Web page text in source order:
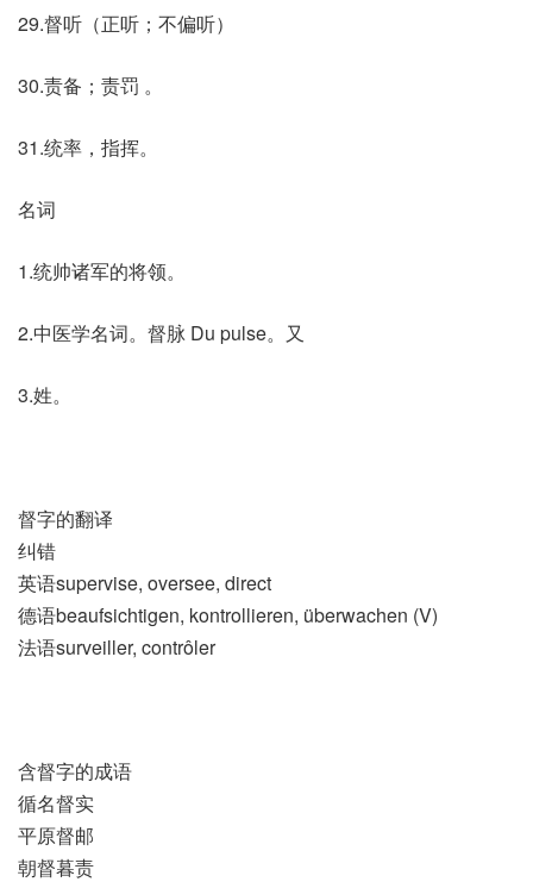
29.督听（正听；不偏听）
30.责备；责罚 。
31.统率，指挥。
名词
1.统帅诸军的将领。
2.中医学名词。督脉 Du pulse。又
3.姓。
督字的翻译
纠错
英语supervise, oversee, direct
德语beaufsichtigen, kontrollieren, überwachen (V)
法语surveiller, contrôler
含督字的成语
循名督实
平原督邮
朝督暮责